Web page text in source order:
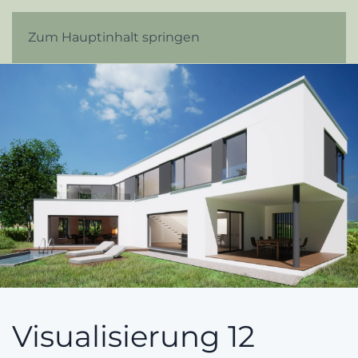
Zum Hauptinhalt springen
Visualisierung 12